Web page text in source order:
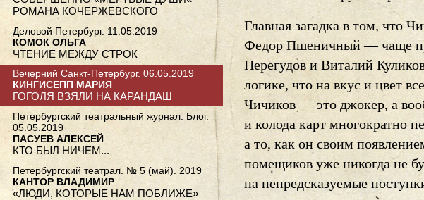
Главная загадка в том, что
Федор Пшеничный — чаще
Перегудов и Виталий
логике, что на вкус и цвет
Чичиков — это джокер, а
и колода карт многократно
а то, как он своим
помещиков уже никогда не
на непредсказуемые
РОМАНА КОЧЕРЖЕВСКОГО
Деловой Петербург. 11.05.2019
КОМОК ОЛЬГА
ЧТЕНИЕ МЕЖДУ СТРОК
Вечерний Санкт-Петербург. 06.05.2019
КИНГИСЕПП МАРИЯ
ГОГОЛЯ ВЗЯЛИ НА КАРАНДАШ
Петербургский театральный журнал. Блог.
05.05.2019
ПАСУЕВ АЛЕКСЕЙ
КТО БЫЛ НИЧЕМ...
Петербургский театрал. № 5 (май). 2019
КАНТОР ВЛАДИМИР
«ЛЮДИ, КОТОРЫЕ НАМ ПОБЛИЖЕ»